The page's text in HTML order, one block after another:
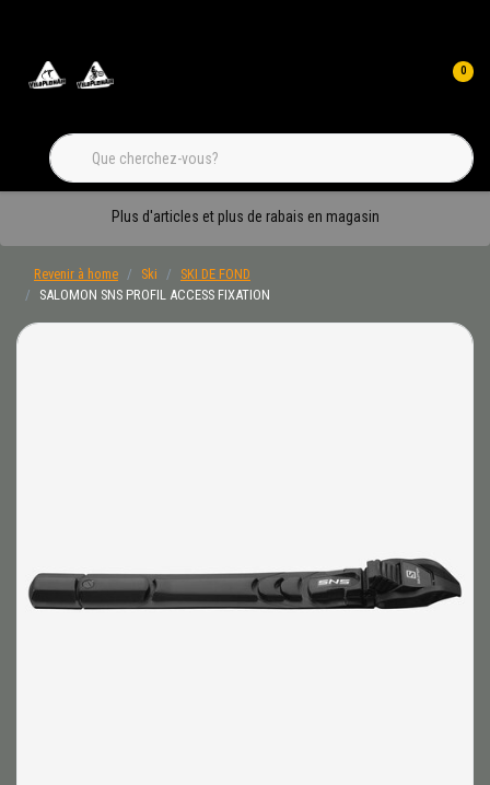
0
Plus d'articles et plus de rabais en magasin
Revenir à home Ski
SKI DE FOND
SALOMON SNS PROFIL ACCESS FIXATION